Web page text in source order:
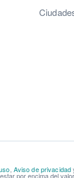
, Aviso de privacidad
por encima del